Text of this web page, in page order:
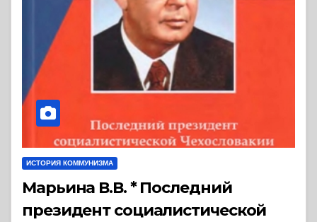
ИСТОРИЯ КОММУНИЗМА
Марьина В.В. * Последний
президент социалистической